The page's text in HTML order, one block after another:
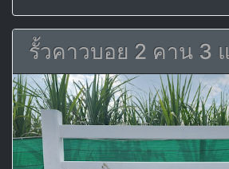
รั้วคาวบอย 2 คาน 3